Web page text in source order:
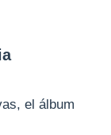
el álbum